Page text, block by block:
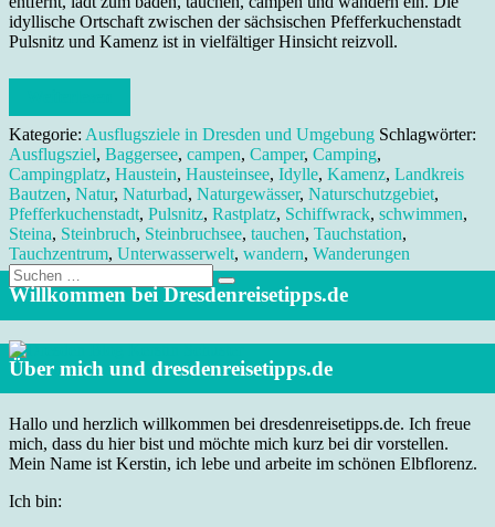
idyllische Ortschaft zwischen der sächsischen Pfefferkuchenstadt
Pulsnitz und Kamenz ist in vielfältiger Hinsicht reizvoll.
Kategorie: Ausflugsziele in Dresden und Umgebung Schlagwörter:
Ausflugsziel, Baggersee, campen, Camper, Camping,
Campingplatz, Haustein, Hausteinsee, Idylle, Kamenz, Landkreis
Bautzen, Natur, Naturbad, Naturgewässer, Naturschutzgebiet,
Pfefferkuchenstadt, Pulsnitz, Rastplatz, Schiffwrack, schwimmen,
Steina, Steinbruch, Steinbruchsee, tauchen, Tauchstation,
Tauchzentrum, Unterwasserwelt, wandern, Wanderungen
Suche
nach:
Willkommen bei Dresdenreisetipps.de
Über mich und dresdenreisetipps.de
Hallo und herzlich willkommen bei dresdenreisetipps.de. Ich freue
mich, dass du hier bist und möchte mich kurz bei dir vorstellen.
Mein Name ist Kerstin, ich lebe und arbeite im schönen Elbflorenz.
Ich bin: